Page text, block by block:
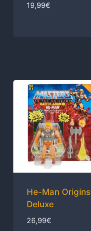
19,99€
He-Man Origins
Deluxe
26,99€